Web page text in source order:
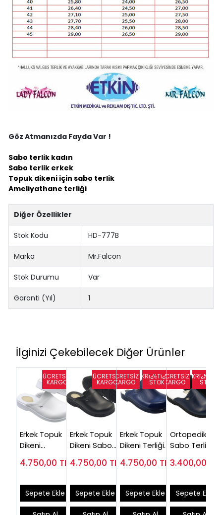
Göz Atmanızda Fayda Var !
Sabo terlik kadın
Sabo terlik erkek
Topuk dikeni için sabo terlik
Ameliyathane terliği
Diğer Özellikler
Stok Kodu HD-777B
Marka Mr.Falcon
Stok Durumu Var
Garanti (Yıl) 1
İlginizi Çekebilecek Diğer Ürünler
Erkek Topuk
Dikeni
Sabo Terlik
EPT777B
4.750,00 TL
Sepete Ekle
Erkek Topuk
Dikeni Sabo
Siyah
4.750,00 TL
Sepete Ekle
Erkek Topuk
Dikeni Terliği
Terlik Lacivert
4.750,00 TL
Sepete Ekle
Ortopedik
Sabo Terlik
HD777L
3.400,00
Sepete Ekle